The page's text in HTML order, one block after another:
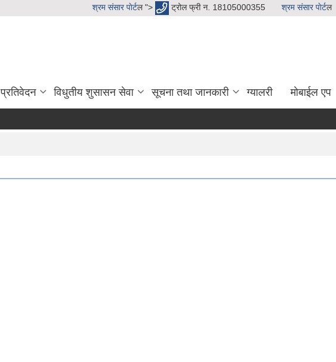
श्रम संसार पाेर्टल "> ट्रोल फ्री न. 18105000355 श्रम संसार पाेर्टल
प्रतिवेदन विधुतीय शुसासन सेवा सूचना तथा जानकारी ग्यालरी मोबाईल एप